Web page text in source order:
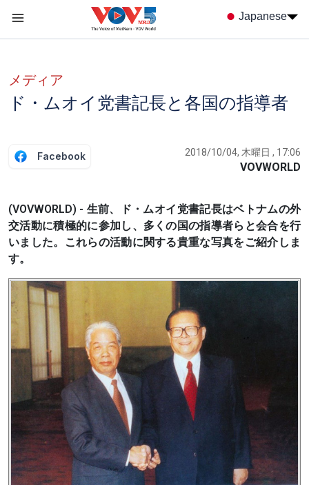
Japanese
メディア
ド・ムオイ党書記長と各国の指導者
Facebook 2018/10/04, 木曜日 , 17:06
VOVWORLD
(VOVWORLD) - 生前、ド・ムオイ党書記長はベトナムの外
交活動に積極的に参加し、多くの国の指導者らと会合を行
いました。これらの活動に関する貴重な写真をご紹介しま
す。